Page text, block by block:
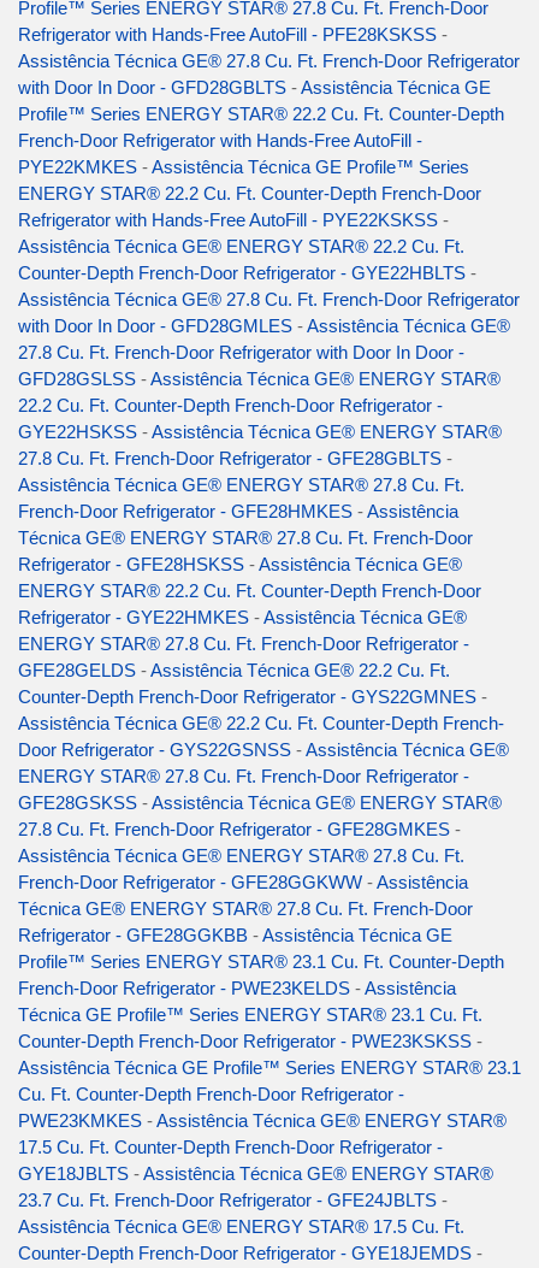
Profile™ Series ENERGY STAR® 27.8 Cu. Ft. French-Door
Refrigerator with Hands-Free AutoFill - PFE28KSKSS -
Assistência Técnica GE® 27.8 Cu. Ft. French-Door Refrigerator
with Door In Door - GFD28GBLTS -Assistência Técnica GE
Profile™ Series ENERGY STAR® 22.2 Cu. Ft. Counter-Depth
French-Door Refrigerator with Hands-Free AutoFill -
PYE22KMKES -Assistência Técnica GE Profile™ Series
ENERGY STAR® 22.2 Cu. Ft. Counter-Depth French-Door
Refrigerator with Hands-Free AutoFill - PYE22KSKSS -
Assistência Técnica GE® ENERGY STAR® 22.2 Cu. Ft.
Counter-Depth French-Door Refrigerator - GYE22HBLTS -
Assistência Técnica GE® 27.8 Cu. Ft. French-Door Refrigerator
with Door In Door - GFD28GMLES -Assistência Técnica GE®
27.8 Cu. Ft. French-Door Refrigerator with Door In Door -
GFD28GSLSS -Assistência Técnica GE® ENERGY STAR®
22.2 Cu. Ft. Counter-Depth French-Door Refrigerator -
GYE22HSKSS -Assistência Técnica GE® ENERGY STAR®
27.8 Cu. Ft. French-Door Refrigerator - GFE28GBLTS -
Assistência Técnica GE® ENERGY STAR® 27.8 Cu. Ft.
French-Door Refrigerator - GFE28HMKES -Assistência
Técnica GE® ENERGY STAR® 27.8 Cu. Ft. French-Door
Refrigerator - GFE28HSKSS -Assistência Técnica GE®
ENERGY STAR® 22.2 Cu. Ft. Counter-Depth French-Door
Refrigerator - GYE22HMKES -Assistência Técnica GE®
ENERGY STAR® 27.8 Cu. Ft. French-Door Refrigerator -
GFE28GELDS -Assistência Técnica GE® 22.2 Cu. Ft.
Counter-Depth French-Door Refrigerator - GYS22GMNES -
Assistência Técnica GE® 22.2 Cu. Ft. Counter-Depth French-
Door Refrigerator - GYS22GSNSS -Assistência Técnica GE®
ENERGY STAR® 27.8 Cu. Ft. French-Door Refrigerator -
GFE28GSKSS -Assistência Técnica GE® ENERGY STAR®
27.8 Cu. Ft. French-Door Refrigerator - GFE28GMKES -
Assistência Técnica GE® ENERGY STAR® 27.8 Cu. Ft.
French-Door Refrigerator - GFE28GGKWW -Assistência
Técnica GE® ENERGY STAR® 27.8 Cu. Ft. French-Door
Refrigerator - GFE28GGKBB -Assistência Técnica GE
Profile™ Series ENERGY STAR® 23.1 Cu. Ft. Counter-Depth
French-Door Refrigerator - PWE23KELDS -Assistência
Técnica GE Profile™ Series ENERGY STAR® 23.1 Cu. Ft.
Counter-Depth French-Door Refrigerator - PWE23KSKSS -
Assistência Técnica GE Profile™ Series ENERGY STAR® 23.1
Cu. Ft. Counter-Depth French-Door Refrigerator -
PWE23KMKES -Assistência Técnica GE® ENERGY STAR®
17.5 Cu. Ft. Counter-Depth French-Door Refrigerator -
GYE18JBLTS -Assistência Técnica GE® ENERGY STAR®
23.7 Cu. Ft. French-Door Refrigerator - GFE24JBLTS -
Assistência Técnica GE® ENERGY STAR® 17.5 Cu. Ft.
Counter-Depth French-Door Refrigerator - GYE18JEMDS -